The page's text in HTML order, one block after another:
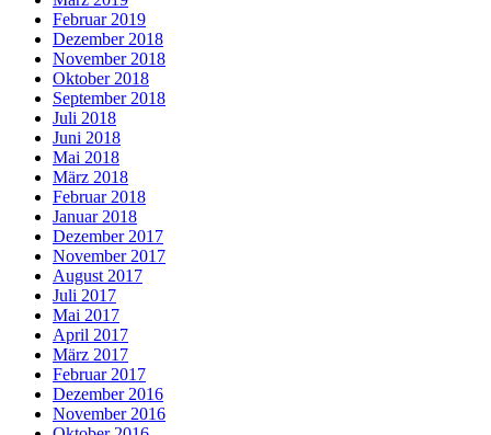
Februar 2019
Dezember 2018
November 2018
Oktober 2018
September 2018
Juli 2018
Juni 2018
Mai 2018
März 2018
Februar 2018
Januar 2018
Dezember 2017
November 2017
August 2017
Juli 2017
Mai 2017
April 2017
März 2017
Februar 2017
Dezember 2016
November 2016